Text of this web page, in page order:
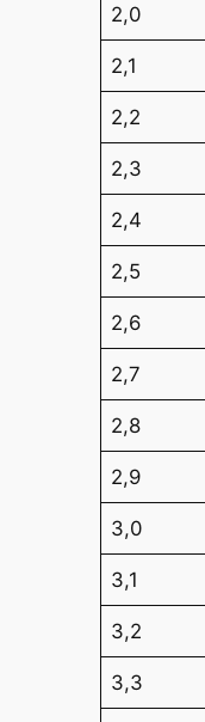
2,0
2,1
2,2
2,3
2,4
2,5
2,6
2,7
2,8
2,9
3,0
3,1
3,2
3,3